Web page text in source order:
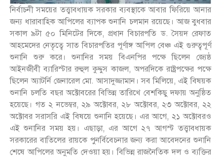
নির্বাচনী সময়ের তত্ত্বাবধায়ক সরকার ব্যবস্থাকে আবার ফিরিয়ে আনার
জন্য ধারাবাহিক আপিলের ব্যাপক শুনানি চলমান রয়েছে। আজ বুধবার
সকাল ৯টা ৫০ মিনিটের দিকে, প্রধান বিচারপতি ড. সৈয়দ রেফাত
আহমেদের নেতৃত্বে সাত বিচারপতির পূর্ণাঙ্গ আপিল বেঞ্চ এই গুরুত্বপূর্ণ
শুনানি শুরু করে। শুনানির সময় বিএনপির পক্ষে ছিলেন জ্যেষ্ঠ
আইনজীবী ব্যারিস্টার রুহুল কুদ্দুস কাজল, অপরদিকে রাষ্ট্রপক্ষের পক্ষে
ছিলেন অ্যাটর্নি জেনারেল মো. আসাদুজ্জামান। সব মিলিয়ে, এই বিষয়ক
শুনানি চলতি বছর অক্টোবরের বিভিন্ন তারিখে বেশকিছু দফায় অনুষ্ঠিত
হয়েছে। গত ২ নভেম্বর, ২৯ অক্টোবর, ২৮ অক্টোবর, ২৩ অক্টোবর, ২২
অক্টোবর সরাসরি এই বিষয়ে শুনানি হয়েছে। এর আগে, ২১ অক্টোবরও
এই শুনানির সময় হয়। এছাড়া, এর আগে ২৭ আগস্ট তত্ত্বাবধায়ক
সরকারের বাতিলের রায়কে পুনর্বিবেচনার জন্য করা আবেদনের শুনানি
শেষে আপিলের অনুমতি দেওয়া হয়। বিভিন্ন রাজনৈতিক দল ও ব্যক্তির